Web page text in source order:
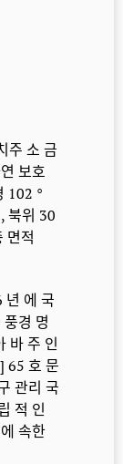
주 소 금
보호
102 °
북위 30
면적
에 국
경 명
바 주 인
65 호 문
관리 국
적 인
속한